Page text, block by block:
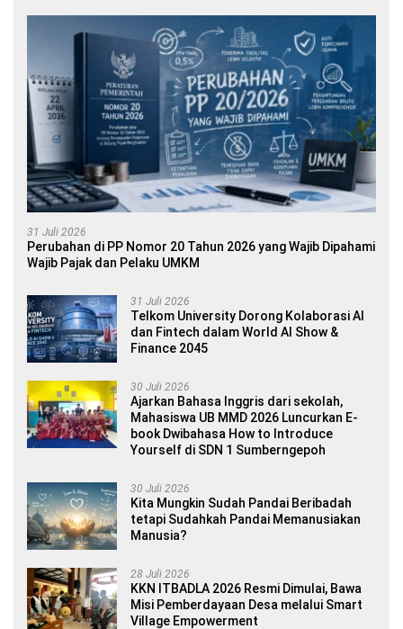
31 Juli 2026
Perubahan di PP Nomor 20 Tahun 2026 yang Wajib Dipahami
Wajib Pajak dan Pelaku UMKM
31 Juli 2026
Telkom University Dorong Kolaborasi AI
dan Fintech dalam World AI Show &
Finance 2045
30 Juli 2026
Ajarkan Bahasa Inggris dari sekolah,
Mahasiswa UB MMD 2026 Luncurkan E-
book Dwibahasa How to Introduce
Yourself di SDN 1 Sumberngepoh
30 Juli 2026
Kita Mungkin Sudah Pandai Beribadah
tetapi Sudahkah Pandai Memanusiakan
Manusia?
28 Juli 2026
KKN ITBADLA 2026 Resmi Dimulai, Bawa
Misi Pemberdayaan Desa melalui Smart
Village Empowerment